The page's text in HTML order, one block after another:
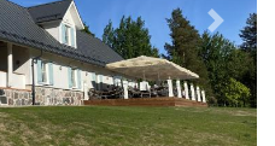
Next